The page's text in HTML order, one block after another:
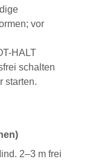
vor
HALT
schalten
starten.
2–3 m frei